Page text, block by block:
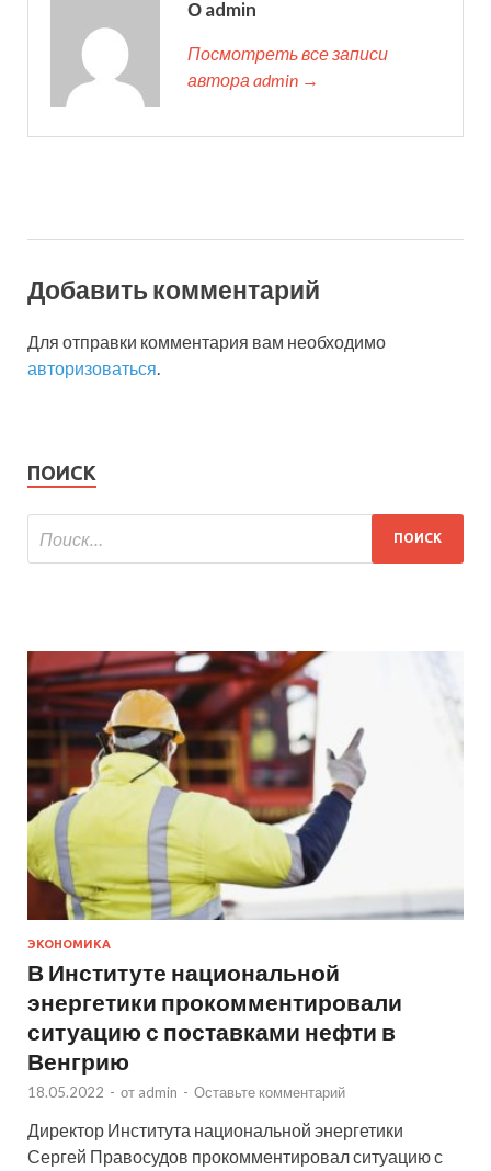
О admin
Посмотреть все записи
автора admin →
Добавить комментарий
Для отправки комментария вам необходимо
авторизоваться
ПОИСК
ЭКОНОМИКА
В Институте национальной
энергетики прокомментировали
ситуацию с поставками нефти в
Венгрию
18.05.2022 - от admin - Оставьте комментарий
Директор Института национальной энергетики
Сергей Правосудов прокомментировал ситуацию с